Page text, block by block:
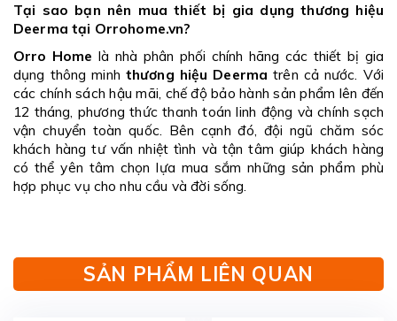
Tại sao bạn nên mua thiết bị gia dụng thương hiệu
Deerma tại Orrohome.vn?
Orro Home là nhà phân phối chính hãng các thiết bị gia
dụng thông minh thương hiệu Deerma trên cả nước. Với
các chính sách hậu mãi, chế độ bảo hành sản phẩm lên đến
12 tháng, phương thức thanh toán linh động và chính sạch
vận chuyển toàn quốc. Bên cạnh đó, đội ngũ chăm sóc
khách hàng tư vấn nhiệt tình và tận tâm giúp khách hàng
có thể yên tâm chọn lựa mua sắm những sản phẩm phù
hợp phục vụ cho nhu cầu và đời sống.
SẢN PHẨM LIÊN QUAN